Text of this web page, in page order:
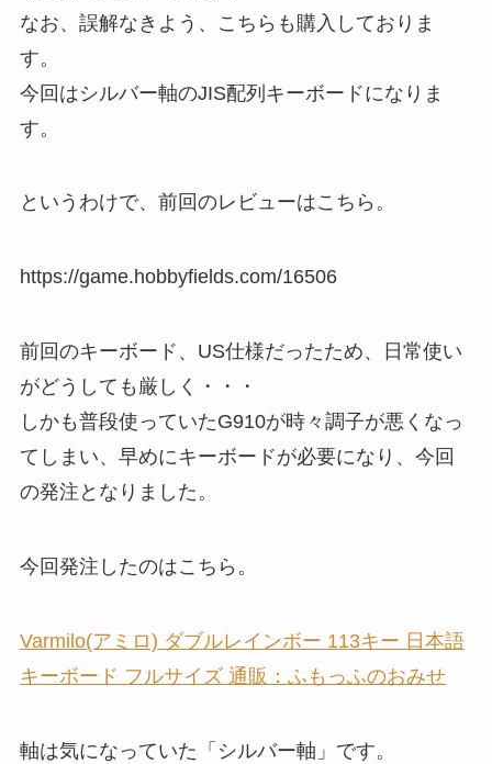
なお、誤解なきよう、こちらも購入しておりま
す。
今回はシルバー軸のJIS配列キーボードになりま
す。
というわけで、前回のレビューはこちら。
https://game.hobbyfields.com/16506
前回のキーボード、US仕様だったため、日常使い
がどうしても厳しく・・・
しかも普段使っていたG910が時々調子が悪くなっ
てしまい、早めにキーボードが必要になり、今回
の発注となりました。
今回発注したのはこちら。
Varmilo(アミロ) ダブルレインボー 113キー 日本語
キーボード フルサイズ 通販：ふもっふのおみせ
軸は気になっていた「シルバー軸」です。